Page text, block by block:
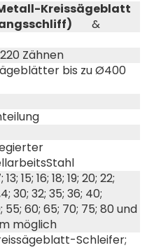
Kreissägeblatt
&
Zähnen
bis zu Ø400
13; 15; 16; 18; 19; 20; 22;
30; 32; 35; 36; 40;
55; 60; 65; 70; 75; 80 und
möglich
Schleifer;